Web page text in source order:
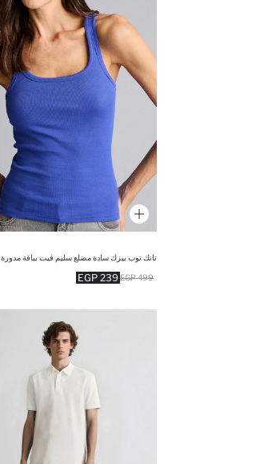
تانك توب بيزك سادة مضلع سليم فيت بياقة مدورة
239 EGP 499 EGP